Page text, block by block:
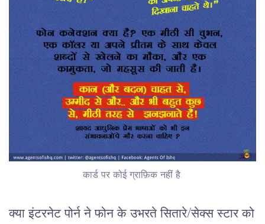
कार्ड पर कोई ग्राफ़िक नहीं है.
क्या इंटरनेट पोर्न ने फोन के उभरते सितारे/सेक्स स्टार को